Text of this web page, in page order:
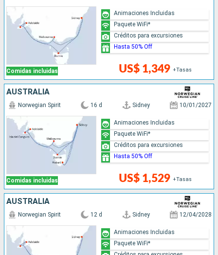
Comidas incluidas US$ 1,349 +Tasas
Animaciones Incluidas
Paquete WiFi*
Créditos para excursiones
Hasta 50% Off
AUSTRALIA
Comidas incluidas
Norwegian Spirit 16 d Sidney 10/01/2027
US$ 1,529 +Tasas
Animaciones Incluidas
Paquete WiFi*
Créditos para excursiones
Hasta 50% Off
AUSTRALIA
Norwegian Spirit 12 d Sidney 12/04/2028
Animaciones Incluidas
Paquete WiFi*